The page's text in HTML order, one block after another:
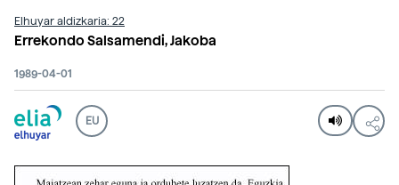
Elhuyar aldizkaria: 22
Errekondo Salsamendi, Jakoba
1989-04-01
EU